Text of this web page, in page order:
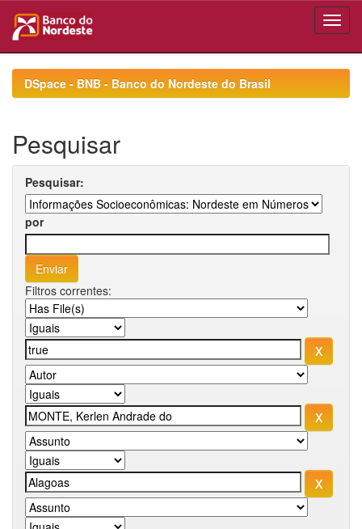
navigationDSpace - BNB - Banco do Nordeste do Brasil
Pesquisar
Pesquisar:
por
Filtros correntes: